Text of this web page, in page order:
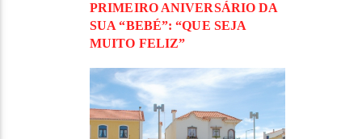
PRIMEIRO ANIVERSÁRIO DA
SUA “BEBÉ”: “QUE SEJA
MUITO FELIZ”